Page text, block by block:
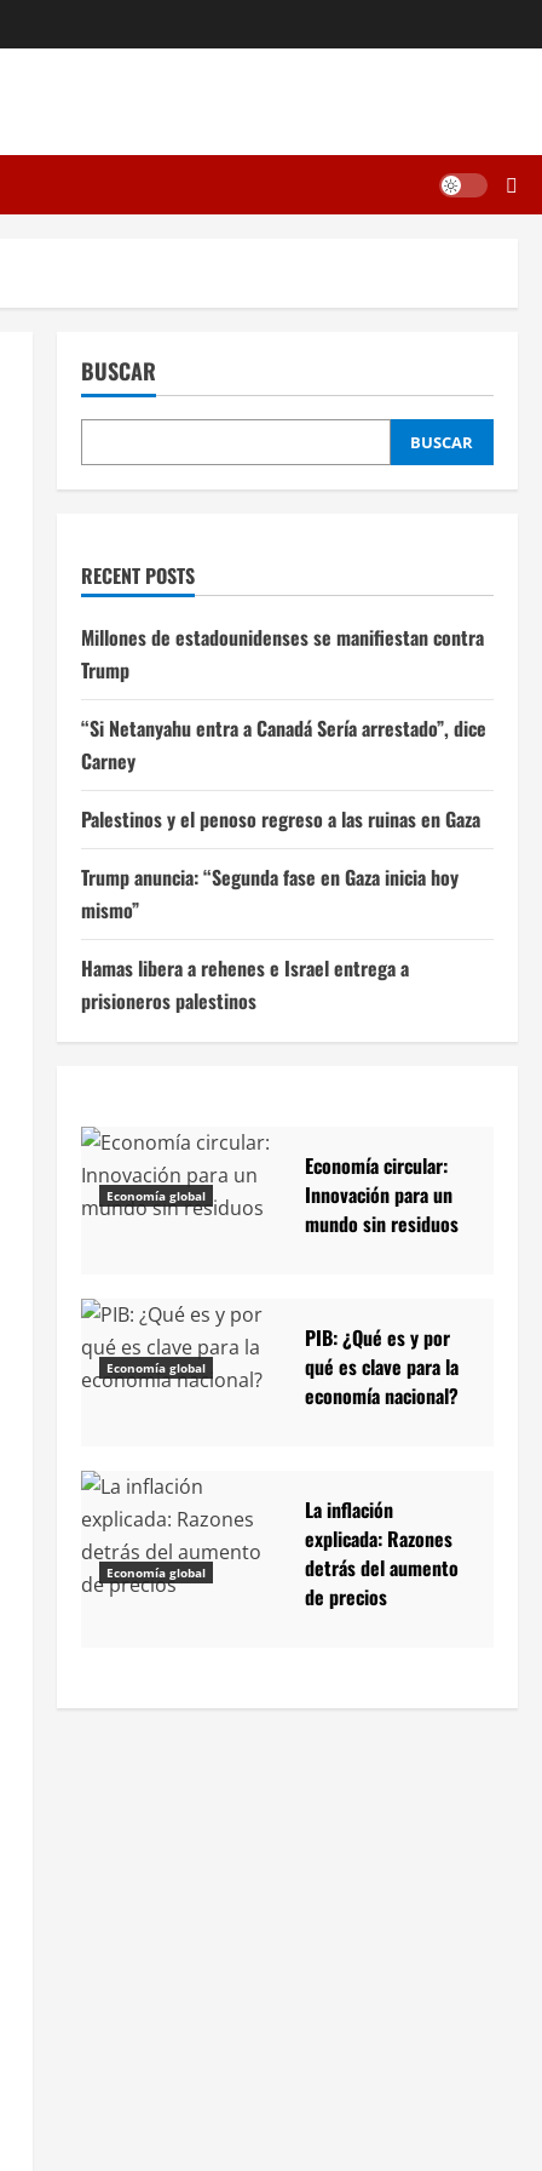
BUSCAR
BUSCAR
RECENT POSTS
Millones de estadounidenses se manifiestan contra
Trump
“Si Netanyahu entra a Canadá Sería arrestado”, dice
Carney
Palestinos y el penoso regreso a las ruinas en Gaza
Trump anuncia: “Segunda fase en Gaza inicia hoy
mismo”
Hamas libera a rehenes e Israel entrega a
prisioneros palestinos
Economía global
Economía circular:
Innovación para un
mundo sin residuos
Economía global
PIB: ¿Qué es y por
qué es clave para la
economía nacional?
Economía global
La inflación
explicada: Razones
detrás del aumento
de precios